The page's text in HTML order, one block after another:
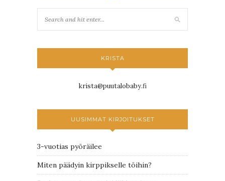
KRISTA
krista@puutalobaby.fi
UUSIMMAT KIRJOITUKSET
3-vuotias pyöräilee
Miten päädyin kirppikselle töihin?